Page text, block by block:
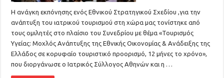
Η ανάγκη εκπόνησης ενός Εθνικού Στρατηγικού Σχεδίου ,για την
ανάπτυξη του ιατρικού τουρισμού στη χώρα μας τονίστηκε από
τους ομιλητές στο πλαίσιο του Συνεδρίου με θέμα «Τουρισμός
Υγείας: Μοχλός Ανάπτυξης της Εθνικής Οικονομίας & Ανάδειξης της
Ελλάδος σε κορυφαίο τουριστικό προορισμό, 12 μήνες το χρόνο»,
που διοργάνωσε ο Ιατρικός Σύλλογος Αθηνών και η …